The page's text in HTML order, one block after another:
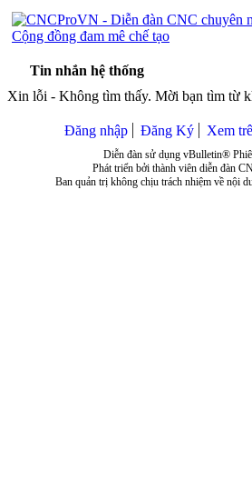
Tin nhắn hệ thống
Xin lỗi - Không tìm thấy. Mời bạn tìm từ
Đăng nhập Đăng Ký Xem
Diễn đàn sử dụng vBulletin®
Phát triển bởi thành viên diễn đàn
Ban quản trị không chịu trách nhiệm về nội